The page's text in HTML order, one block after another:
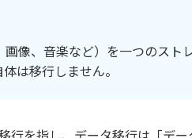
像、音楽など）を一つのスト
は移行しません。